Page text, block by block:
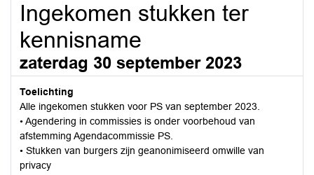
Ingekomen stukken ter
kennisname
zaterdag 30 september 2023
Toelichting
Alle ingekomen stukken voor PS van september 2023.
• Agendering in commissies is onder voorbehoud van
afstemming Agendacommissie PS.
• Stukken van burgers zijn geanonimiseerd omwille van
privacy